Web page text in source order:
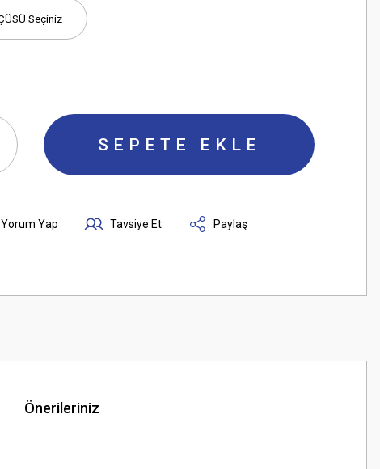
SEPETE EKLE
Yorum Yap Tavsiye Et Paylaş
Önerileriniz